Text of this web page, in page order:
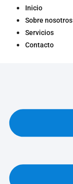
Inicio
Sobre nosotros
Servicios
Contacto